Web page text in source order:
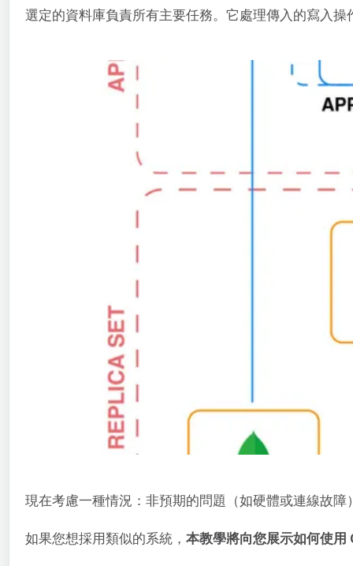
選定的資料庫負責所有主要任務。它處理傳入的寫入
現在考慮一種情況：非預期的問題（如硬體或連線故
如果您想採用類似的系統， 本教學將向您展示如何使用